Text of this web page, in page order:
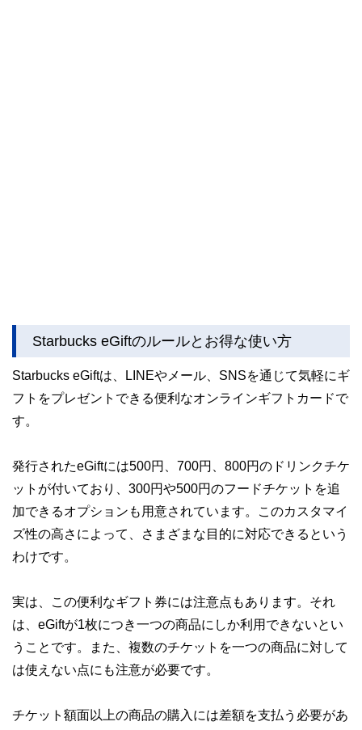
Starbucks eGiftのルールとお得な使い方
Starbucks eGiftは、LINEやメール、SNSを通じて気軽にギ
フトをプレゼントできる便利なオンラインギフトカードで
す。
発行されたeGiftには500円、700円、800円のドリンクチケ
ットが付いており、300円や500円のフードチケットを追
加できるオプションも用意されています。このカスタマイ
ズ性の高さによって、さまざまな目的に対応できるという
わけです。
実は、この便利なギフト券には注意点もあります。それ
は、eGiftが1枚につき一つの商品にしか利用できないとい
うことです。また、複数のチケットを一つの商品に対して
は使えない点にも注意が必要です。
チケット額面以上の商品の購入には差額を支払う必要があ